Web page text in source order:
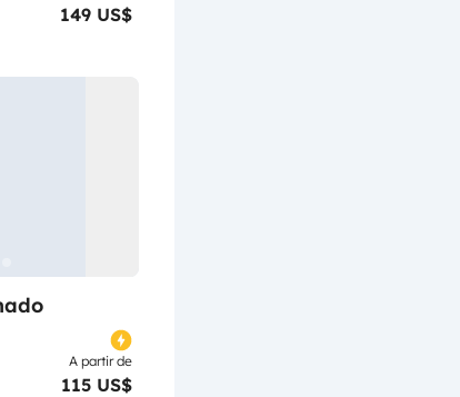
149 US$
A partir de
115 US$